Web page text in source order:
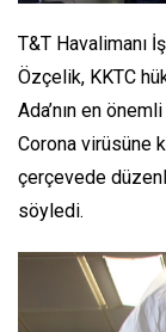
T&T Havalimanı
Özçelik, KKTC
Ada’nın en
Corona virüsüne
çerçevede
söyledi.